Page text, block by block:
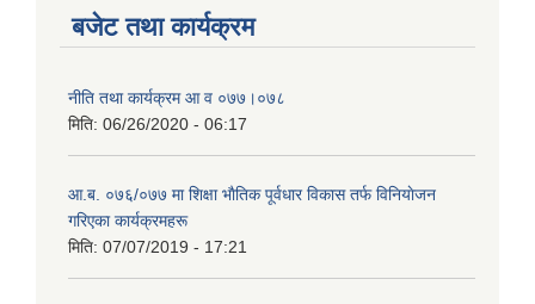
बजेट तथा कार्यक्रम
नीति तथा कार्यक्रम आ‍ व ०७७।०७८
मिति: 06/26/2020 - 06:17
आ.ब. ०७६/०७७ मा शिक्षा भाैतिक पूर्वधार विकास तर्फ विनियाेजन
गरिएका कार्यक्रमहरू
मिति: 07/07/2019 - 17:21